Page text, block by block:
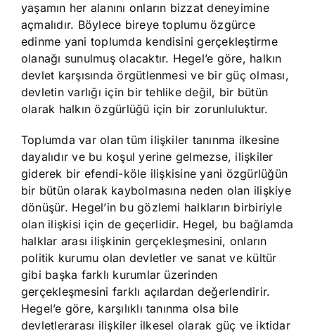
yaşamın her alanını onların bizzat deneyimine
açmalıdır. Böylece bireye toplumu özgürce
edinme yani toplumda kendisini gerçekleştirme
olanağı sunulmuş olacaktır. Hegel’e göre, halkın
devlet karşısında örgütlenmesi ve bir güç olması,
devletin varlığı için bir tehlike değil, bir bütün
olarak halkın özgürlüğü için bir zorunluluktur.
Toplumda var olan tüm ilişkiler tanınma ilkesine
dayalıdır ve bu koşul yerine gelmezse, ilişkiler
giderek bir efendi-köle ilişkisine yani özgürlüğün
bir bütün olarak kaybolmasına neden olan ilişkiye
dönüşür. Hegel’in bu gözlemi halkların birbiriyle
olan ilişkisi için de geçerlidir. Hegel, bu bağlamda
halklar arası ilişkinin gerçekleşmesini, onların
politik kurumu olan devletler ve sanat ve kültür
gibi başka farklı kurumlar üzerinden
gerçekleşmesini farklı açılardan değerlendirir.
Hegel’e göre, karşılıklı tanınma olsa bile
devletlerarası ilişkiler ilkesel olarak güç ve iktidar